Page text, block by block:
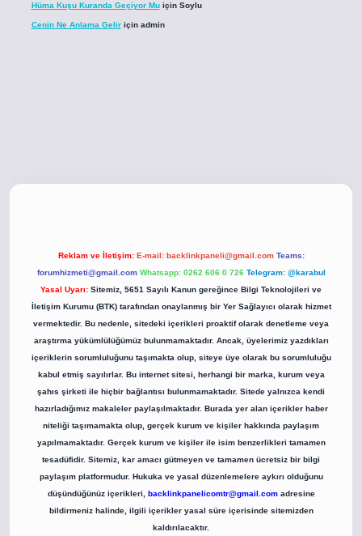
Hüma Kuşu Kuranda Geçiyor Muiçin Soylu
Cenin Ne Anlama Geliriçin admin
Reklam ve İletişim: E-mail: backlinkpaneli@gmail.com Teams:
forumhizmeti@gmail.com Whatsapp: 0262 606 0 726 Telegram: @karabul
Yasal Uyarı: Sitemiz, 5651 Sayılı Kanun gereğince Bilgi Teknolojileri ve
İletişim Kurumu (BTK) tarafından onaylanmış bir Yer Sağlayıcı olarak hizmet
vermektedir. Bu nedenle, sitedeki içerikleri proaktif olarak denetleme veya
araştırma yükümlülüğümüz bulunmamaktadır. Ancak, üyelerimiz yazdıkları
içeriklerin sorumluluğunu taşımakta olup, siteye üye olarak bu sorumluluğu
kabul etmiş sayılırlar. Bu internet sitesi, herhangi bir marka, kurum veya
şahıs şirketi ile hiçbir bağlantısı bulunmamaktadır. Sitede yalnızca kendi
hazırladığımız makaleler paylaşılmaktadır. Burada yer alan içerikler haber
niteliği taşımamakta olup, gerçek kurum ve kişiler hakkında paylaşım
yapılmamaktadır. Gerçek kurum ve kişiler ile isim benzerlikleri tamamen
tesadüfidir. Sitemiz, kar amacı gütmeyen ve tamamen ücretsiz bir bilgi
paylaşım platformudur. Hukuka ve yasal düzenlemelere aykırı olduğunu
düşündüğünüz içerikleri, backlinkpanelicomtr@gmail.comadresine
bildirmeniz halinde, ilgili içerikler yasal süre içerisinde sitemizden
kaldırılacaktır.